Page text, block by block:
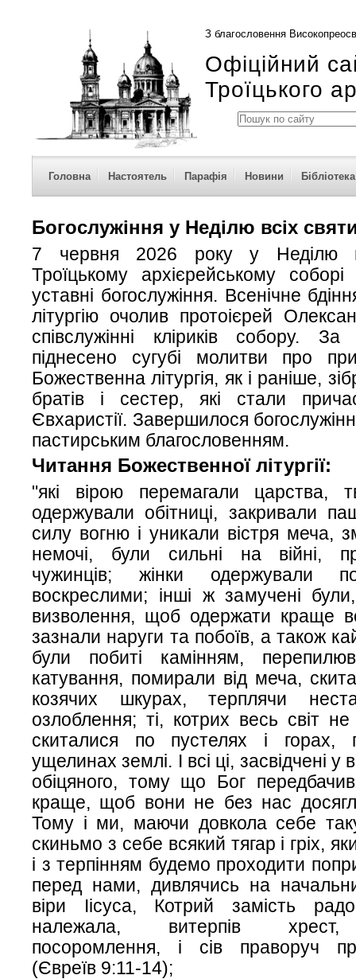
З благословення
Офіційний
Троїцького
Головна Настоятель Парафія Новини Бібліотека
Богослужіння у Неділю всіх
7 червня 2026 року у Неділю
Троїцькому архієрейському
уставні богослужіння. Всенічне
літургію очолив протоієрей
співслужінні кліриків собору. За
піднесено сугубі молитви про
Божественна літургія, як і раніше,
братів і сестер, які стали
Євхаристії. Завершилося
пастирським благословенням.
Читання Божественної літургії:
"які вірою перемагали царства,
одержували обітниці, закривали
силу вогню і уникали вістря меча,
немочі, були сильні на війні,
чужинців; жінки одержували
воскреслими; інші ж замучені
визволення, щоб одержати краще
зазнали наруги та побоїв, а також
були побиті камінням,
катування, помирали від меча,
козячих шкурах, терплячи
озлоблення; ті, котрих весь світ
скиталися по пустелях і горах,
ущелинах землі. І всі ці, засвідчені у
обіцяного, тому що Бог
краще, щоб вони не без нас
Тому і ми, маючи довкола себе
скиньмо з себе всякий тягар і гріх,
і з терпінням будемо проходити
перед нами, дивлячись на
віри Іісуса, Котрий замість
належала, витерпів хрест,
посоромлення, і сів праворуч
(Євреїв 9:11-14);